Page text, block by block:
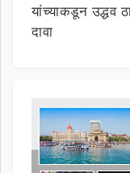
यांच्याकडून उद्धव
दावा